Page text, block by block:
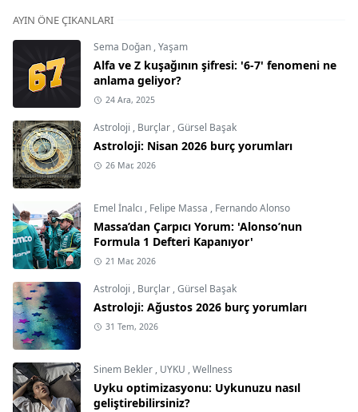
AYIN ÖNE ÇIKANLARI
Sema Doğan ,Yaşam
Alfa ve Z kuşağının şifresi: '6-7' fenomeni ne
anlama geliyor?
24 Ara, 2025
Astroloji , Burçlar ,Gürsel Başak
Astroloji: Nisan 2026 burç yorumları
26 Mar, 2026
Emel İnalcı , Felipe Massa , Fernando Alonso
Massa’dan Çarpıcı Yorum: 'Alonso’nun
Formula 1 Defteri Kapanıyor'
21 Mar, 2026
Astroloji , Burçlar ,Gürsel Başak
Astroloji: Ağustos 2026 burç yorumları
31 Tem, 2026
Sinem Bekler , UYKU ,Wellness
Uyku optimizasyonu: Uykunuzu nasıl
geliştirebilirsiniz?